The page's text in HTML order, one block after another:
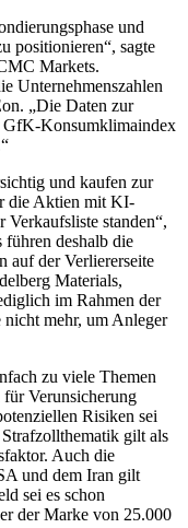
und
positionieren“, sagte
Markets.
Unternehmenszahlen
„Die Daten zur
GfK-Konsumklimaindex
und kaufen zur
die Aktien mit KI-
standen“,
führen deshalb die
auf der Verliererseite
Materials,
im Rahmen der
nicht mehr, um Anleger
zu viele Themen
für Verunsicherung
Risiken sei
gilt als
Auch die
und dem Iran gilt
sei es schon
der Marke von 25.000